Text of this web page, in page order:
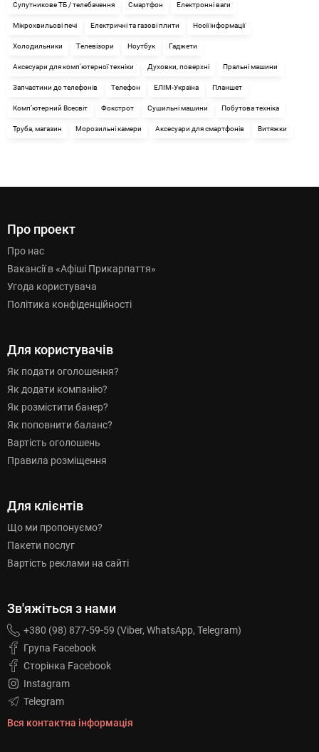
Супутникове ТБ / телебачення Смартфон Електронні ваги
Мікрохвильові печі Електричні та газові плити Носії інформації
Холодильники Телевізори Ноутбук Гаджети
Аксесуари для комп'ютерної техніки Духовки, поверхні Пральні машини
Запчастини до телефонів Телефон ЕЛІМ-Україна Планшет
Комп’ютерний Всесвіт Фокстрот Сушильні машини Побутова техніка
Труба, магазин Морозильні камери Аксесуари для смартфонів Витяжки
Про проект
Про нас
Вакансії в «Афіші Прикарпаття»
Угода користувача
Політика конфіденційності
Для користувачів
Як подати оголошення?
Як додати компанію?
Як розмістити банер?
Як поповнити баланс?
Вартість оголошень
Правила розміщення
Для клієнтів
Що ми пропонуємо?
Пакети послуг
Вартість реклами на сайті
Зв'яжіться з нами
+380 (98) 877-59-59 (Viber, WhatsApp, Telegram)
Група Facebook
Сторінка Facebook
Instagram
Telegram
Вся контактна інформація